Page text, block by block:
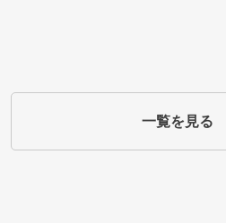
一覧を見る